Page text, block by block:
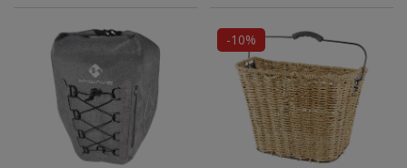
-10%